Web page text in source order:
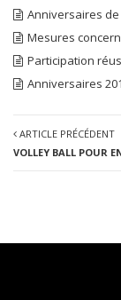
Anniversaires
Mesures
Participation
Anniversaires
ARTICLE PRÉCÉDENT
VOLLEY BALL POUR